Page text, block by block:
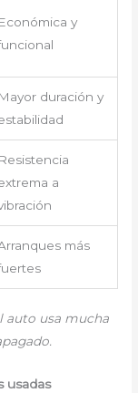
Económica y
Mayor duración y
Resistencia
a
más
auto usa mucha
usadas